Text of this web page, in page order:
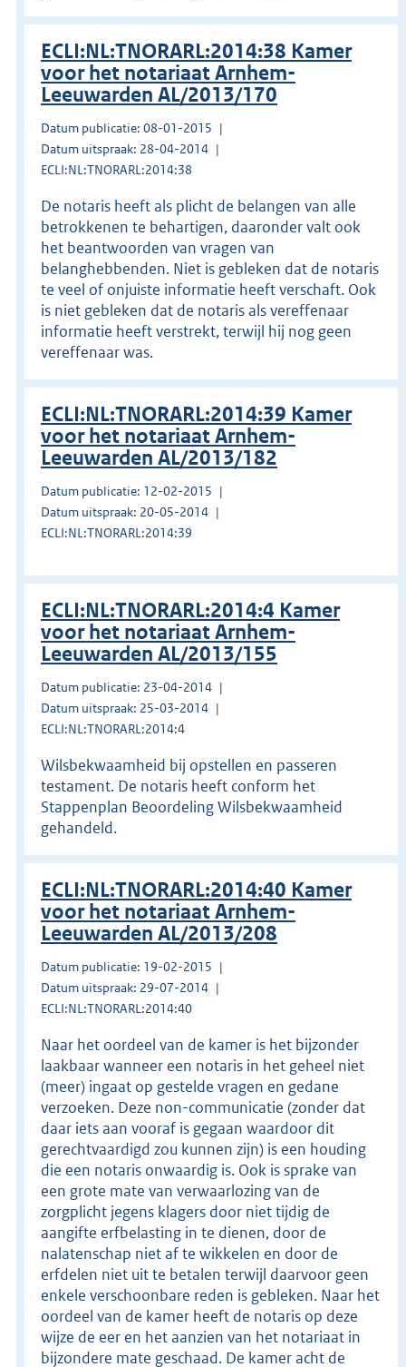
ECLI:NL:TNORARL:2014:38 Kamer
voor het notariaat Arnhem-
Leeuwarden AL/2013/170
Datum publicatie: 08-01-2015
Datum uitspraak: 28-04-2014
ECLI:NL:TNORARL:2014:38
De notaris heeft als plicht de belangen van alle
betrokkenen te behartigen, daaronder valt ook
het beantwoorden van vragen van
belanghebbenden. Niet is gebleken dat de notaris
te veel of onjuiste informatie heeft verschaft. Ook
is niet gebleken dat de notaris als vereffenaar
informatie heeft verstrekt, terwijl hij nog geen
vereffenaar was.
ECLI:NL:TNORARL:2014:39 Kamer
voor het notariaat Arnhem-
Leeuwarden AL/2013/182
Datum publicatie: 12-02-2015
Datum uitspraak: 20-05-2014
ECLI:NL:TNORARL:2014:39
ECLI:NL:TNORARL:2014:4 Kamer
voor het notariaat Arnhem-
Leeuwarden AL/2013/155
Datum publicatie: 23-04-2014
Datum uitspraak: 25-03-2014
ECLI:NL:TNORARL:2014:4
Wilsbekwaamheid bij opstellen en passeren
testament. De notaris heeft conform het
Stappenplan Beoordeling Wilsbekwaamheid
gehandeld.
ECLI:NL:TNORARL:2014:40 Kamer
voor het notariaat Arnhem-
Leeuwarden AL/2013/208
Datum publicatie: 19-02-2015
Datum uitspraak: 29-07-2014
ECLI:NL:TNORARL:2014:40
Naar het oordeel van de kamer is het bijzonder
laakbaar wanneer een notaris in het geheel niet
(meer) ingaat op gestelde vragen en gedane
verzoeken. Deze non-communicatie (zonder dat
daar iets aan vooraf is gegaan waardoor dit
gerechtvaardigd zou kunnen zijn) is een houding
die een notaris onwaardig is. Ook is sprake van
een grote mate van verwaarlozing van de
zorgplicht jegens klagers door niet tijdig de
aangifte erfbelasting in te dienen, door de
nalatenschap niet af te wikkelen en door de
erfdelen niet uit te betalen terwijl daarvoor geen
enkele verschoonbare reden is gebleken. Naar het
oordeel van de kamer heeft de notaris op deze
wijze de eer en het aanzien van het notariaat in
bijzondere mate geschaad. De kamer acht de